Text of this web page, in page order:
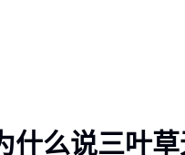
什么说三叶